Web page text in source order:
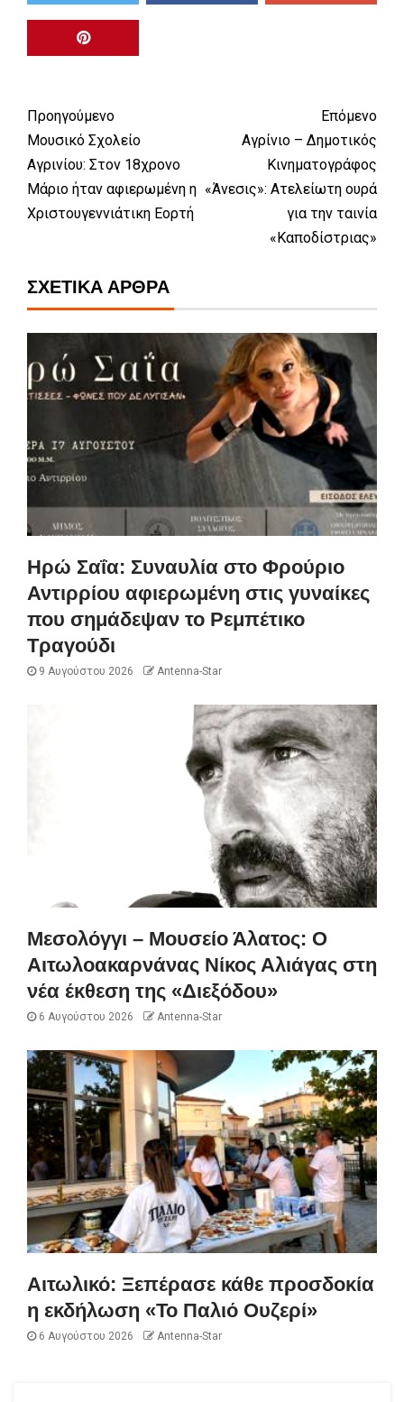
Προηγούμενο
Μουσικό Σχολείο
Αγρινίου: Στον 18χρονο
Μάριο ήταν αφιερωμένη η
Χριστουγεννιάτικη Εορτή
Επόμενο
Αγρίνιο – Δημοτικός
Κινηματογράφος
«Άνεσις»: Ατελείωτη ουρά
για την ταινία
«Καποδίστριας»
ΣΧΕΤΙΚΆ ΆΡΘΡΑ
Ηρώ Σαΐα: Συναυλία στο Φρούριο
Αντιρρίου αφιερωμένη στις γυναίκες
που σημάδεψαν το Ρεμπέτικο
Τραγούδι
9 Αυγούστου 2026 Antenna-Star
Μεσολόγγι – Μουσείο Άλατος: Ο
Αιτωλοακαρνάνας Νίκος Αλιάγας στη
νέα έκθεση της «Διεξόδου»
6 Αυγούστου 2026 Antenna-Star
Αιτωλικό: Ξεπέρασε κάθε προσδοκία
η εκδήλωση «Το Παλιό Ουζερί»
6 Αυγούστου 2026 Antenna-Star